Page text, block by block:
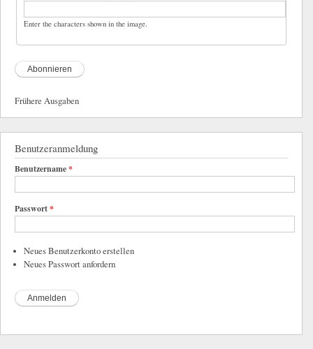
Enter the characters shown in the image.
Frühere Ausgaben
Benutzeranmeldung
Benutzername*
Passwort*
Neues Benutzerkonto erstellen
Neues Passwort anfordern